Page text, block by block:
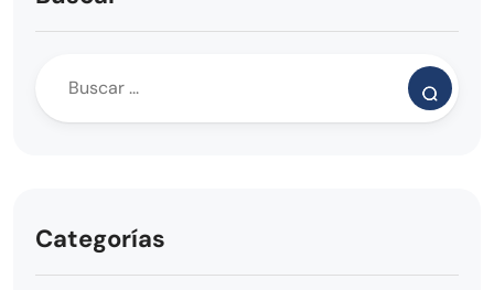
Categorías